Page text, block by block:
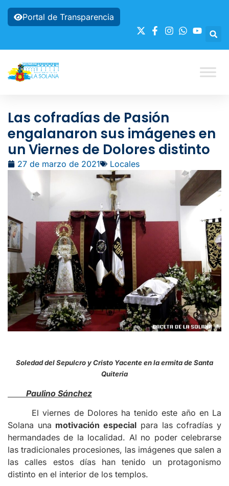
Portal de Transparencia
Las cofradías de Pasión
engalanaron sus imágenes en
un Viernes de Dolores distinto
27 de marzo de 2021 Locales
Soledad del Sepulcro y Cristo Yacente en la ermita de Santa
Quiteria
Paulino Sánchez
El viernes de Dolores ha tenido este año en La
Solana una motivación especial para las cofradías y
hermandades de la localidad. Al no poder celebrarse
las tradicionales procesiones, las imágenes que salen a
las calles estos días han tenido un protagonismo
distinto en el interior de los templos.